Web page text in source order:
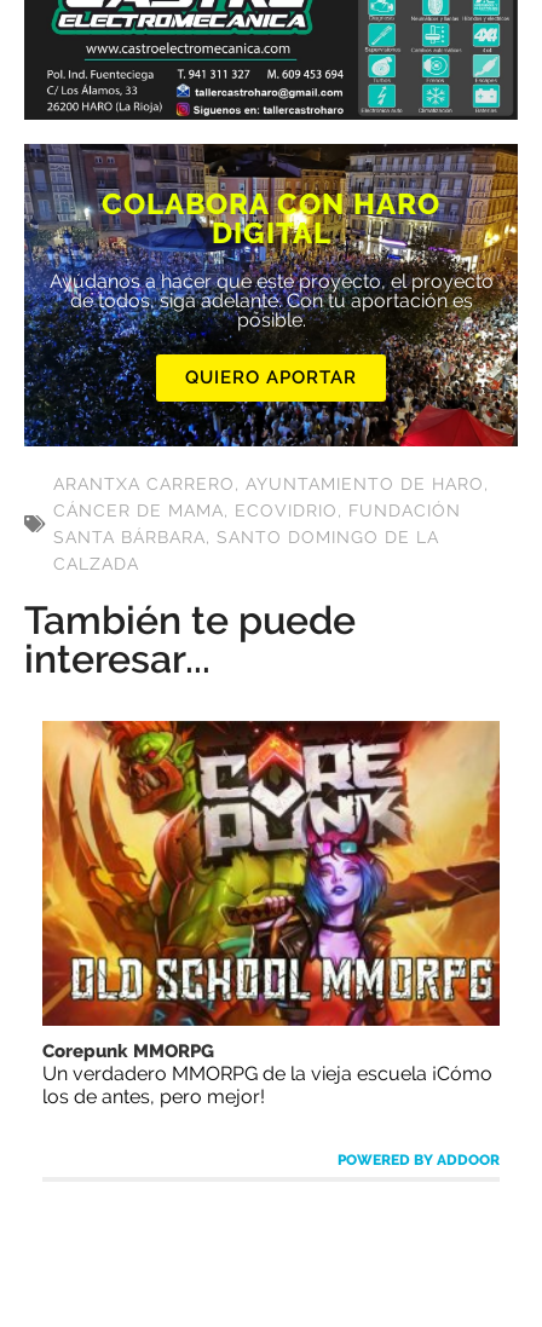
COLABORA CON HARO
DIGITAL
Ayúdanos a hacer que este proyecto, el proyecto
de todos, siga adelante. Con tu aportación es
posible.
QUIERO APORTAR
ARANTXA CARRERO, AYUNTAMIENTO DE HARO,
CÁNCER DE MAMA, ECOVIDRIO, FUNDACIÓN
SANTA BÁRBARA, SANTO DOMINGO DE LA
CALZADA
También te puede
interesar...
Corepunk MMORPG
Un verdadero MMORPG de la vieja escuela ¡Cómo
los de antes, pero mejor!
POWERED BY ADDOOR